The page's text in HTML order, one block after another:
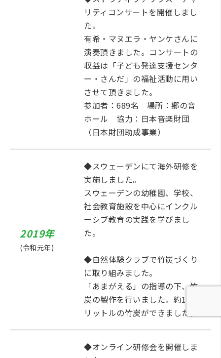
リティコンサートを開催しまし
た。
有希・マヌエラ・ヤンケさんに
演奏頂きました。コンサートの
収益は「子ども発達支援センタ
ー・さんだ」の福祉活動に用い
させて頂きました。
参加者：689名 場所：郷の音
ホール 協力：日本音楽財団
（日本財団助成事業）
2019年
(令和元年)
◆スウェーデンにて海外研修を
実施しました。
スウェーデンの幼稚園、学校、
社会教育施設を中心にインクル
ーシブ教育の実践を学びまし
た。
◆自然体験クラブで竹炭づくり
に取り組みました。
「あまがえる」の指導の下、竹
炭の製作を行いました。約1200
リットルの竹炭ができました。
◆オンライン研修会を開催しま